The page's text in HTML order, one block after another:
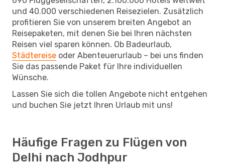
und 40.000 verschiedenen Reisezielen. Zusätzlich
profitieren Sie von unserem breiten Angebot an
Reisepaketen, mit denen Sie bei Ihren nächsten
Reisen viel sparen können. Ob Badeurlaub,
Städtereise oder Abenteuerurlaub – bei uns finden
Sie das passende Paket für Ihre individuellen
Wünsche.
Lassen Sie sich die tollen Angebote nicht entgehen
und buchen Sie jetzt Ihren Urlaub mit uns!
Häufige Fragen zu Flügen von
Delhi nach Jodhpur